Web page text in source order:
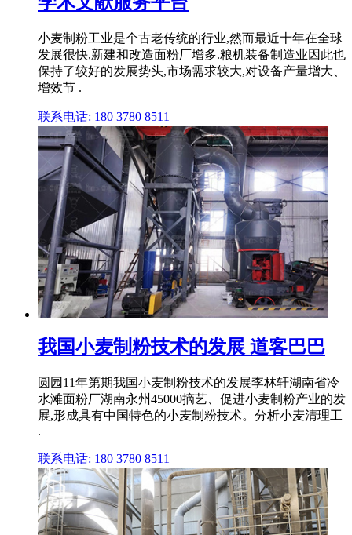
小麦制粉工业是个古老传统的行业,然而最近十年在全球
发展很快,新建和改造面粉厂增多.粮机装备制造业因此也
保持了较好的发展势头,市场需求较大,对设备产量增大、
增效节 .
联系电话: 180 3780 8511
我国小麦制粉技术的发展 道客巴巴
圆园11年第期我国小麦制粉技术的发展李林轩湖南省冷
水滩面粉厂湖南永州45000摘艺、促进小麦制粉产业的发
展,形成具有中国特色的小麦制粉技术。分析小麦清理工
.
联系电话: 180 3780 8511